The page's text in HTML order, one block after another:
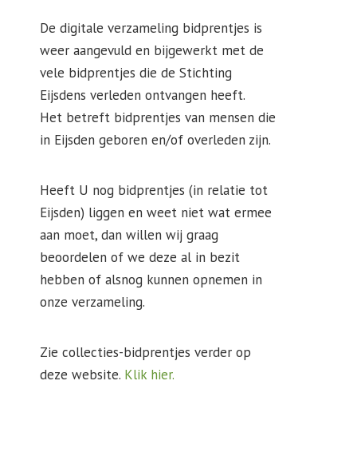
De digitale verzameling bidprentjes is
weer aangevuld en bijgewerkt met de
vele bidprentjes die de Stichting
Eijsdens verleden ontvangen heeft.
Het betreft bidprentjes van mensen die
in Eijsden geboren en/of overleden zijn.
Heeft U nog bidprentjes (in relatie tot
Eijsden) liggen en weet niet wat ermee
aan moet, dan willen wij graag
beoordelen of we deze al in bezit
hebben of alsnog kunnen opnemen in
onze verzameling.
Zie collecties-bidprentjes verder op
deze website. Klik hier.